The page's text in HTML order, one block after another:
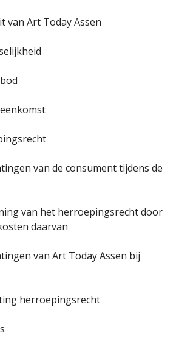
van Art Today Assen
van de consument tijdens de
van het herroepingsrecht door
daarvan
van Art Today Assen bij
herroepingsrecht